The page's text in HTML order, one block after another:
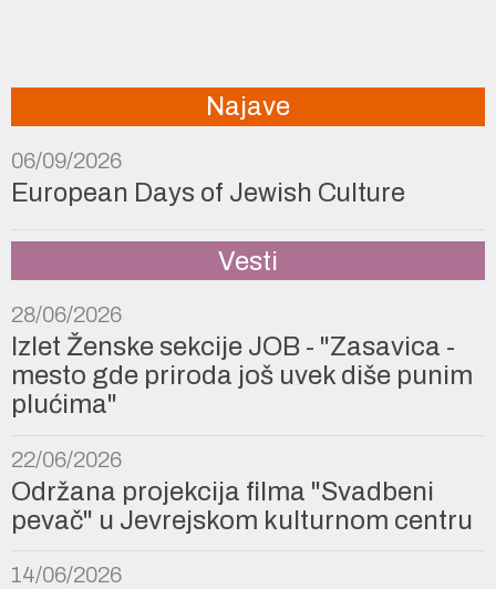
Najave
06/09/2026
European Days of Jewish Culture
Vesti
28/06/2026
Izlet Ženske sekcije JOB - "Zasavica -
mesto gde priroda još uvek diše punim
plućima"
22/06/2026
Održana projekcija filma "Svadbeni
pevač" u Jevrejskom kulturnom centru
14/06/2026